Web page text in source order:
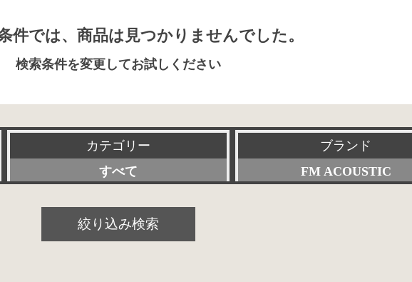
件では、商品は見つかりませんでした。
検索条件を変更してお試しください
カテゴリー
すべて
パワーアンプ
ブランド
FM ACOUSTIC
絞り込み検索